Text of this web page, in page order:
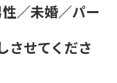
／未婚／パー
させてくださ